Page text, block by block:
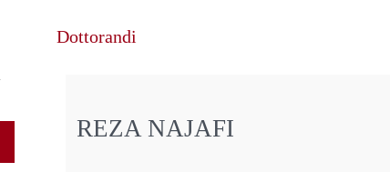
Dottorandi
REZA NAJAFI